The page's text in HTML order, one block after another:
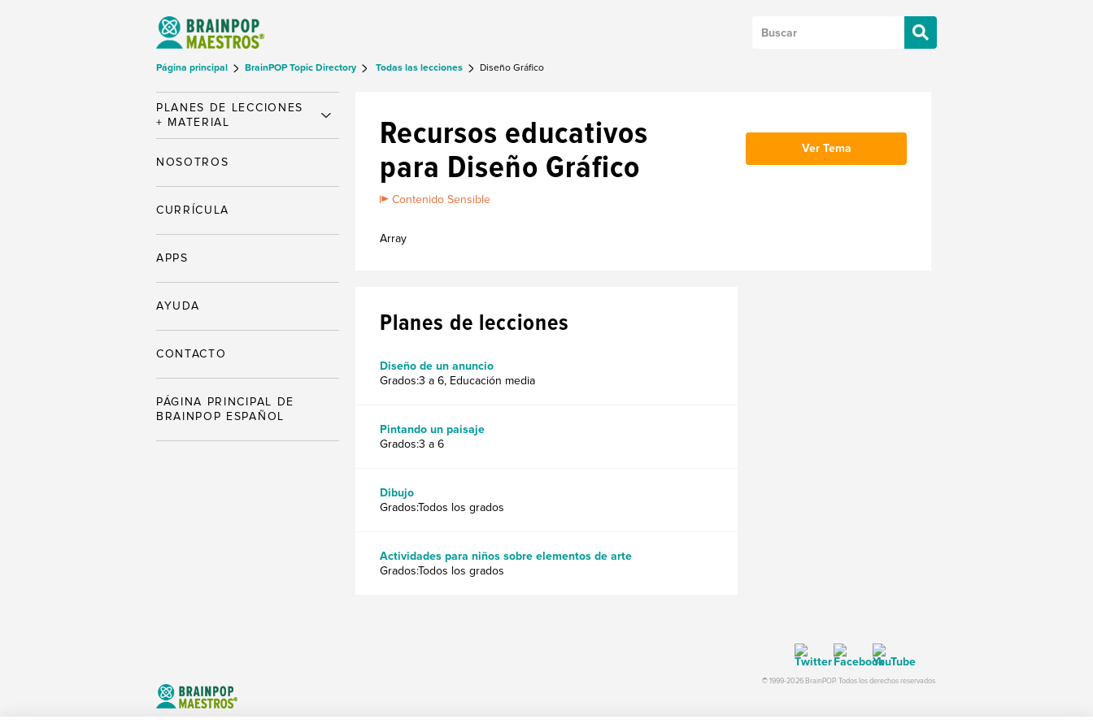
Página principal BrainPOP Topic Directory Todas las lecciones Diseño Gráfico
Recursos educativos
para Diseño Gráfico
Contenido Sensible
Array
Ver Tema
Planes de lecciones
Diseño de un anuncio
Grados:3 a 6, Educación media
Pintando un paisaje
Grados:3 a 6
Dibujo
Grados:Todos los grados
Actividades para niños sobre elementos de arte
Grados:Todos los grados
PLANES DE LECCIONES
+ MATERIAL
NOSOTROS
CURRÍCULA
APPS
AYUDA
CONTACTO
PÁGINA PRINCIPAL DE
BRAINPOP ESPAÑOL
© 1999-2026 BrainPOP. Todos los derechos reservados.